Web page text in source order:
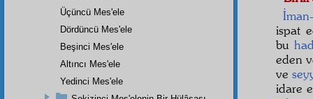
ispat
bu
eden
ve
idare
Üçüncü Mes'ele
Dördüncü Mes'ele
Beşinci Mes'ele
Altıncı Mes'ele
Yedinci Mes'ele